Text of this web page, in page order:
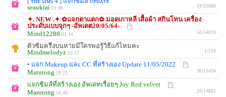
seaukrai 01:36 19/25086
✦. NEW .✦ ✿แจกตาแตก✿ มอดเกาหลี เสื้อผ้า สกินโทน เครื่อง
ประดับแบบจุกๆ -อัพเดต20/05/64-
Mind12288 01:14 50/54819
ตัวซิมครึ่งบนหายมีใครพอรู้วิธีแก้ไหมคะ
Mindmelodyz 15:12 1/159
• แจก Makeup และ CC ที่สร้างเอง Update 11/05/2022
Marutong 19:23 30/11434
แจกซิมส์ที่สร้างเอง อัพเดทเรื่อยๆ Joy Red velvet
Marutong 18:49 26/14692